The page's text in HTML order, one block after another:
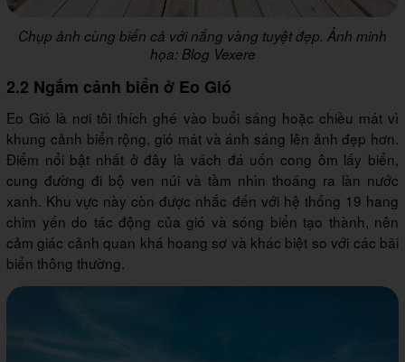
Chụp ảnh cùng biển cả với nắng vàng tuyệt đẹp. Ảnh minh
họa: Blog Vexere
2.2 Ngắm cảnh biển ở Eo Gió
Eo Gió là nơi tôi thích ghé vào buổi sáng hoặc chiều mát vì
khung cảnh biển rộng, gió mát và ánh sáng lên ảnh đẹp hơn.
Điểm nổi bật nhất ở đây là vách đá uốn cong ôm lấy biển,
cung đường đi bộ ven núi và tầm nhìn thoáng ra làn nước
xanh. Khu vực này còn được nhắc đến với hệ thống 19 hang
chim yến do tác động của gió và sóng biển tạo thành, nên
cảm giác cảnh quan khá hoang sơ và khác biệt so với các bãi
biển thông thường.